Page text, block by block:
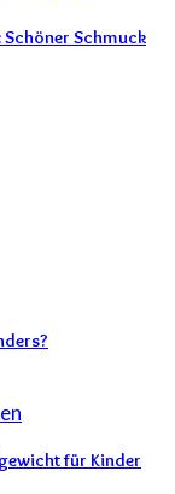
Schmuck
für Kinder